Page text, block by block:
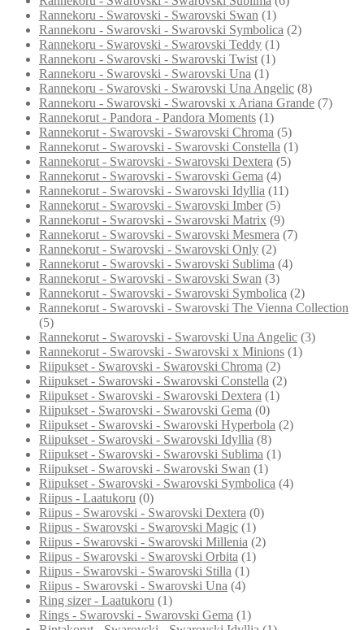
Rannekoru - Swarovski - Swarovski Swan (1)
Rannekoru - Swarovski - Swarovski Symbolica (2)
Rannekoru - Swarovski - Swarovski Teddy (1)
Rannekoru - Swarovski - Swarovski Twist (1)
Rannekoru - Swarovski - Swarovski Una (1)
Rannekoru - Swarovski - Swarovski Una Angelic (8)
Rannekoru - Swarovski - Swarovski x Ariana Grande (7)
Rannekorut - Pandora - Pandora Moments (1)
Rannekorut - Swarovski - Swarovski Chroma (5)
Rannekorut - Swarovski - Swarovski Constella (1)
Rannekorut - Swarovski - Swarovski Dextera (5)
Rannekorut - Swarovski - Swarovski Gema (4)
Rannekorut - Swarovski - Swarovski Idyllia (11)
Rannekorut - Swarovski - Swarovski Imber (5)
Rannekorut - Swarovski - Swarovski Matrix (9)
Rannekorut - Swarovski - Swarovski Mesmera (7)
Rannekorut - Swarovski - Swarovski Only (2)
Rannekorut - Swarovski - Swarovski Sublima (4)
Rannekorut - Swarovski - Swarovski Swan (3)
Rannekorut - Swarovski - Swarovski Symbolica (2)
Rannekorut - Swarovski - Swarovski The Vienna Collection
(5)
Rannekorut - Swarovski - Swarovski Una Angelic (3)
Rannekorut - Swarovski - Swarovski x Minions (1)
Riipukset - Swarovski - Swarovski Chroma (2)
Riipukset - Swarovski - Swarovski Constella (2)
Riipukset - Swarovski - Swarovski Dextera (1)
Riipukset - Swarovski - Swarovski Gema (0)
Riipukset - Swarovski - Swarovski Hyperbola (2)
Riipukset - Swarovski - Swarovski Idyllia (8)
Riipukset - Swarovski - Swarovski Sublima (1)
Riipukset - Swarovski - Swarovski Swan (1)
Riipukset - Swarovski - Swarovski Symbolica (4)
Riipus - Laatukoru (0)
Riipus - Swarovski - Swarovski Dextera (0)
Riipus - Swarovski - Swarovski Magic (1)
Riipus - Swarovski - Swarovski Millenia (2)
Riipus - Swarovski - Swarovski Orbita (1)
Riipus - Swarovski - Swarovski Stilla (1)
Riipus - Swarovski - Swarovski Una (4)
Ring sizer - Laatukoru (1)
Rings - Swarovski - Swarovski Gema (1)